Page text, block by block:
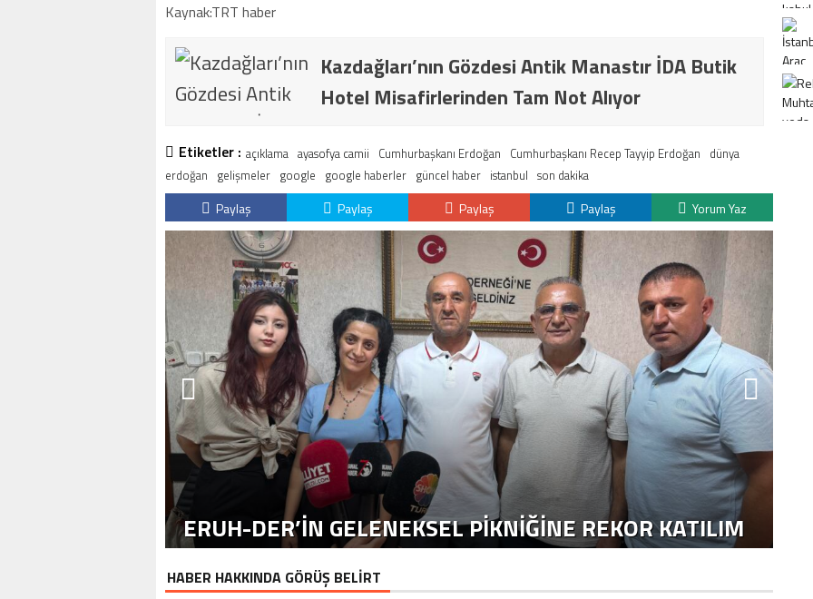
Kaynak:TRT haber
Kazdağları’nın Gözdesi Antik Manastır İDA Butik
Hotel Misafirlerinden Tam Not Alıyor
Etiketler : açıklama ayasofya camii Cumhurbaşkanı Erdoğan Cumhurbaşkanı Recep Tayyip Erdoğan dünya
erdoğan gelişmeler google google haberler güncel haber istanbul son dakika
Paylaş Paylaş Paylaş Paylaş Yorum Yaz
ERUH-DER’IN GELENEKSEL PIKNIĞINE REKOR KATILIM
HABER HAKKINDA GÖRÜŞ BELİRT